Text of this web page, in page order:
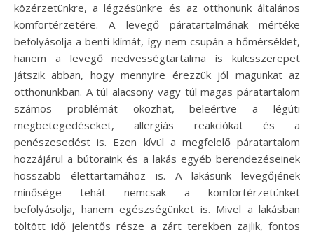
közérzetünkre, a légzésünkre és az otthonunk általános
komfortérzetére. A levegő páratartalmának mértéke
befolyásolja a benti klímát, így nem csupán a hőmérséklet,
hanem a levegő nedvességtartalma is kulcsszerepet
játszik abban, hogy mennyire érezzük jól magunkat az
otthonunkban. A túl alacsony vagy túl magas páratartalom
számos problémát okozhat, beleértve a légúti
megbetegedéseket, allergiás reakciókat és a
penészesedést is. Ezen kívül a megfelelő páratartalom
hozzájárul a bútoraink és a lakás egyéb berendezéseinek
hosszabb élettartamához is. A lakásunk levegőjének
minősége tehát nemcsak a komfortérzetünket
befolyásolja, hanem egészségünket is. Mivel a lakásban
töltött idő jelentős része a zárt terekben zajlik, fontos